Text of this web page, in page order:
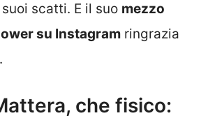
scatti. E il suo mezzo
su Instagram ringrazia
che fisico: